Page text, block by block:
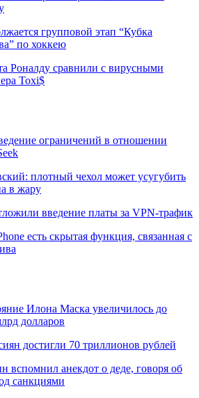
групповой этап “Кубка
по хоккею
Роналду сравнили с вирусными
Toxi$
ограничений в отношении
плотный чехол может усугубить
в жару
введение платы за VPN-трафик
есть скрытая функция, связанная с
Илона Маска увеличилось до
долларов
достигли 70 триллионов рублей
вспомнил анекдот о деде, говоря об
санкциями